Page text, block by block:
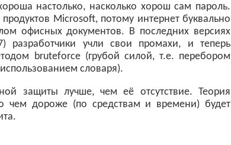
настолько, насколько хорош сам пароль.
Microsoft, потому интернет буквально
офисных документов. В последних версиях
разработчики учли свои промахи, и теперь
bruteforce (грубой силой, т.е. перебором
словаря).
защиты лучше, чем её отсутствие. Теория
чем дороже (по средствам и времени) будет